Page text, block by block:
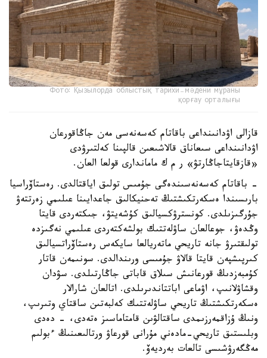
Фото: Қызылорда облыстық тарихи-мәдени мұраны
қорғау орталығы
قازالى اۋدانىنداعى باقاتام كەسەنەسى مەن جاڭاقورعان
اۋدانىنداعى سىعاناق قالاشىعىن قالپىنا كەلتىرۋدى
«قازقايتاجاڭارتۋ» ر م ك ماماندارى قولعا العان.
- باقاتام كەسەنەسىندەگى جۇمىس تولىق اياقتالدى. رەستاۆراسيا
بارىسىندا ەسكەرتكىشتىڭ تەحنيكالىق جاعدايىنا عىلىمي زەرتتەۋ
جۇرگىزىلدى. كونسترۋكسيالىق كۇشەيتۋ، جىكتەردى قايتا
وڭدەۋ، جوعالعان ساۋلەتتىك بولشەكتەردى عىلىمي نەگىزدە
تولىقتىرۋ جانە تاريحي ماتەريالعا سايكەس رەستاۆراتسيالىق
كىرپىشپەن قايتا قالاۋ جۇمىسى ورىندالدى. سونىمەن قاتار
كۇمبەزدىڭ قورعانىش سىلاق قاباتى جاڭارتىلدى. سۋدان
وقشاۋلانىپ، اۋماعى اباتتاندىرىلدى. اتالعان شارالار
ەسكەرتكىشتىڭ تاريحي ساۋلەتتىك كەلبەتىن ساقتاي وتىرىپ،
ونىڭ ۇزاقمەرزىمدى ساقتالۋىن قامتاماسىز ەتەدى، - دەدى
وبلىستىق تاريحي-مادەني مۇرانى قورعاۋ ورتالىعىنىڭ ءبولىم
مەڭگەرۋشىسى تالعات بەرديەۆ.